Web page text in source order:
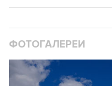
ФОТОГАЛЕРЕИ